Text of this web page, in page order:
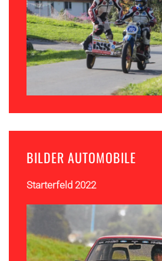
BILDER AUTOMOBILE
Starterfeld 2022